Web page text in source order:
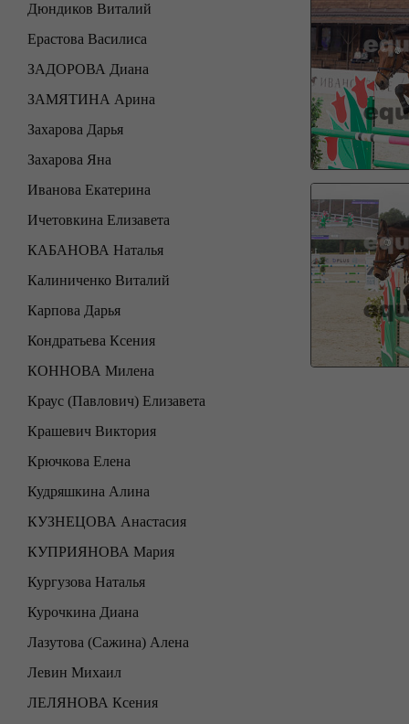
Дюндиков Виталий
Ерастова Василиса
ЗАДОРОВА Диана
ЗАМЯТИНА Арина
Захарова Дарья
Захарова Яна
Иванова Екатерина
Ичетовкина Елизавета
КАБАНОВА Наталья
Калиниченко Виталий
Карпова Дарья
Кондратьева Ксения
КОННОВА Милена
Краус (Павлович) Елизавета
Крашевич Виктория
Крючкова Елена
Кудряшкина Алина
КУЗНЕЦОВА Анастасия
КУПРИЯНОВА Мария
Кургузова Наталья
Курочкина Диана
Лазутова (Сажина) Алена
Левин Михаил
ЛЕЛЯНОВА Ксения